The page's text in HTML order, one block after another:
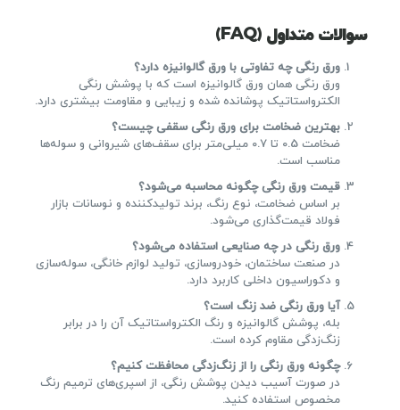
سوالات متداول (FAQ)
ورق رنگی چه تفاوتی با ورق گالوانیزه دارد؟
ورق رنگی همان ورق گالوانیزه است که با پوشش رنگی
الکترواستاتیک پوشانده شده و زیبایی و مقاومت بیشتری دارد.
بهترین ضخامت برای ورق رنگی سقفی چیست؟
ضخامت 0.5 تا 0.7 میلی‌متر برای سقف‌های شیروانی و سوله‌ها
مناسب است.
قیمت ورق رنگی چگونه محاسبه می‌شود؟
بر اساس ضخامت، نوع رنگ، برند تولیدکننده و نوسانات بازار
فولاد قیمت‌گذاری می‌شود.
ورق رنگی در چه صنایعی استفاده می‌شود؟
در صنعت ساختمان، خودروسازی، تولید لوازم خانگی، سوله‌سازی
و دکوراسیون داخلی کاربرد دارد.
آیا ورق رنگی ضد زنگ است؟
بله، پوشش گالوانیزه و رنگ الکترواستاتیک آن را در برابر
زنگ‌زدگی مقاوم کرده است.
چگونه ورق رنگی را از زنگ‌زدگی محافظت کنیم؟
در صورت آسیب دیدن پوشش رنگی، از اسپری‌های ترمیم رنگ
مخصوص استفاده کنید.